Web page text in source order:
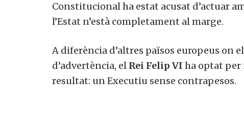
Constitucional ha estat acusat d’actuar
l’Estat n’està completament al marge.
A diferència d’altres països europeus on
d’advertència, el Rei Felip VI ha optat per
resultat: un Executiu sense contrapesos.